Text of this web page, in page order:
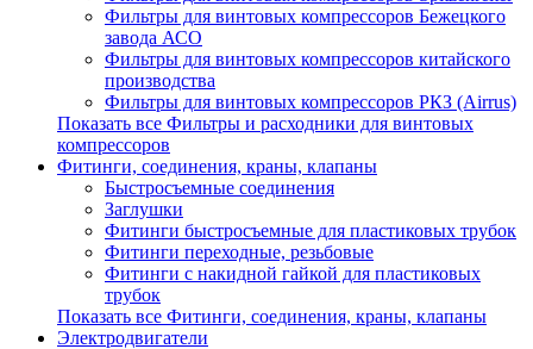
Фильтры для винтовых компрессоров Бежецкого
завода АСО
Фильтры для винтовых компрессоров китайского
производства
Фильтры для винтовых компрессоров РКЗ (Airrus)
Показать все Фильтры и расходники для винтовых
компрессоров
Фитинги, соединения, краны, клапаны
Быстросъемные соединения
Заглушки
Фитинги быстросъемные для пластиковых трубок
Фитинги переходные, резьбовые
Фитинги с накидной гайкой для пластиковых
трубок
Показать все Фитинги, соединения, краны, клапаны
Электродвигатели